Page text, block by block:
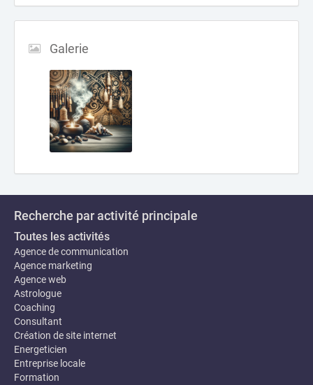
Galerie
Recherche par activité principale
Toutes les activités
Agence de communication
Agence marketing
Agence web
Astrologue
Coaching
Consultant
Création de site internet
Energeticien
Entreprise locale
Formation